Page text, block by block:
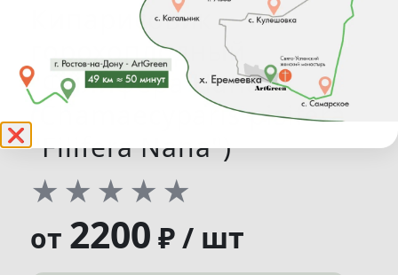
❌
Кипарисовик
горохоплодный
"Филифера Нана"
(Chamaecyparis pisifera
"Filifera Nana")
★ ★ ★ ★ ★
от 2200 ₽ / шт